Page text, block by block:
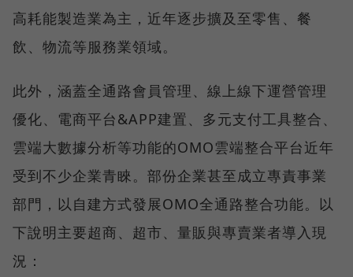
高耗能製造業為主，近年逐步擴及至零售、餐
飲、物流等服務業領域。
此外，涵蓋全通路會員管理、線上線下運營管理
優化、電商平台&APP建置、多元支付工具整合、
雲端大數據分析等功能的OMO雲端整合平台近年
受到不少企業青睞。部份企業甚至成立專責事業
部門，以自建方式發展OMO全通路整合功能。以
下說明主要超商、超市、量販與專賣業者導入現
況：